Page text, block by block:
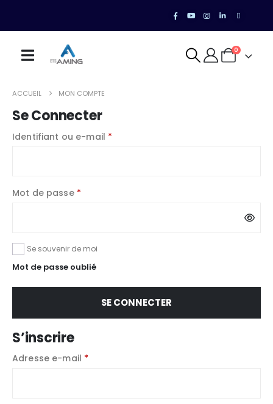
0
ACCUEIL MON COMPTE
Se Connecter
Identifiant ou e-mail *
Mot de passe *
Se souvenir de moi
Mot de passe oublié
SE CONNECTER
S’inscrire
Adresse e-mail *